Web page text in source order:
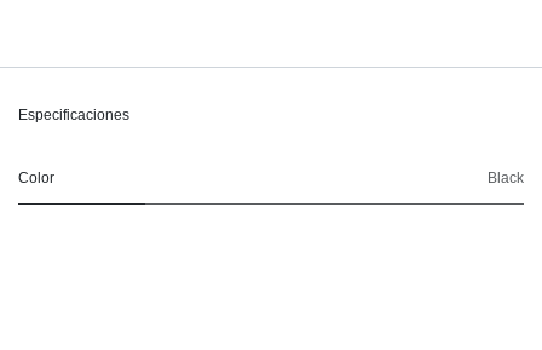
Especificaciones
Color Black